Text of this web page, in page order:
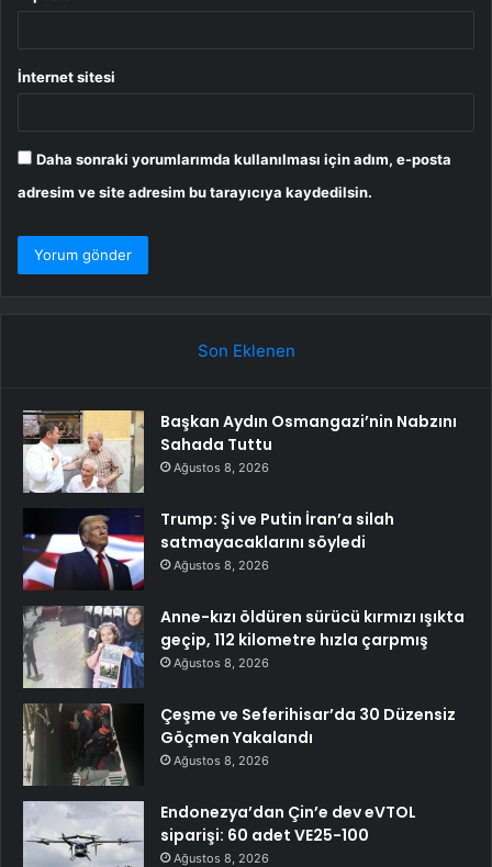
İnternet sitesi
Daha sonraki yorumlarımda kullanılması için adım, e-posta
adresim ve site adresim bu tarayıcıya kaydedilsin.
Son Eklenen
Başkan Aydın Osmangazi’nin Nabzını
Sahada Tuttu
Ağustos 8, 2026
Trump: Şi ve Putin İran’a silah
satmayacaklarını söyledi
Ağustos 8, 2026
Anne-kızı öldüren sürücü kırmızı ışıkta
geçip, 112 kilometre hızla çarpmış
Ağustos 8, 2026
Çeşme ve Seferihisar’da 30 Düzensiz
Göçmen Yakalandı
Ağustos 8, 2026
Endonezya’dan Çin’e dev eVTOL
siparişi: 60 adet VE25-100
Ağustos 8, 2026